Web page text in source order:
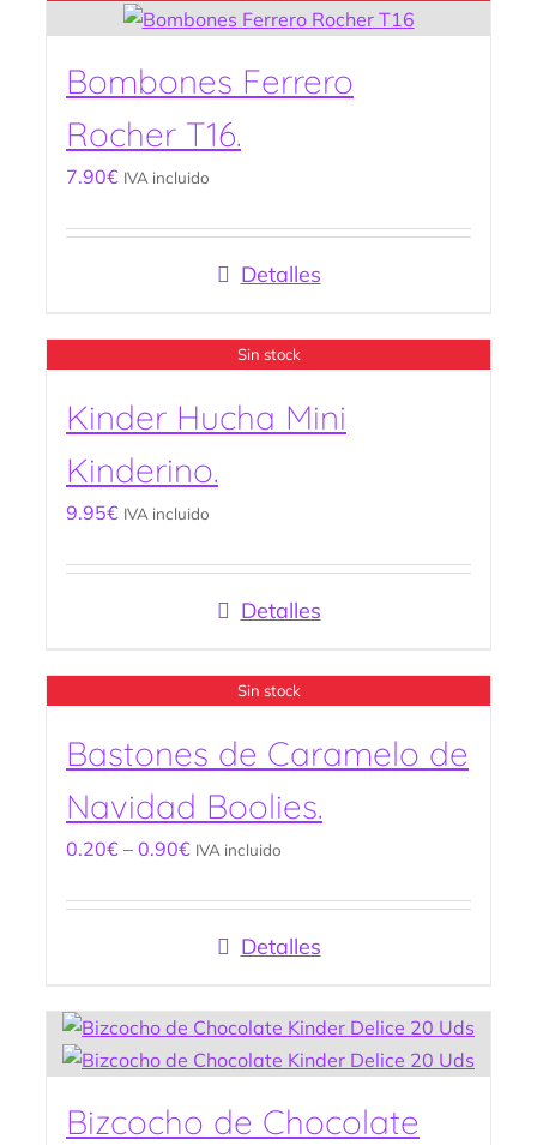
Bombones Ferrero
Rocher T16.
7.90€ IVA incluido
Detalles
Sin stock
Kinder Hucha Mini
Kinderino.
9.95€ IVA incluido
Detalles
Sin stock
Bastones de Caramelo de
Navidad Boolies.
0.20€ – 0.90€ IVA incluido
Detalles
Bizcocho de Chocolate